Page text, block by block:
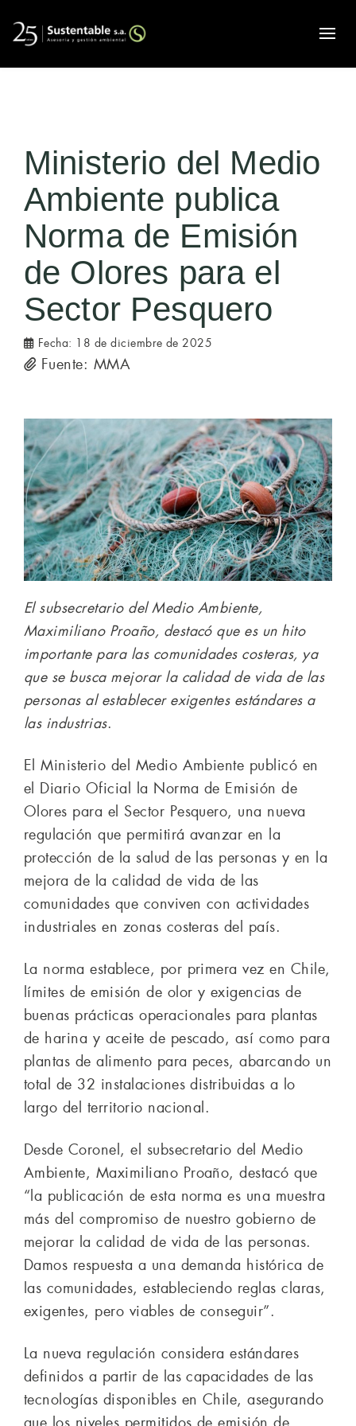
Ministerio del Medio
Ambiente publica
Norma de Emisión
de Olores para el
Sector Pesquero
Fecha: 18 de diciembre de 2025
Fuente: MMA
El subsecretario del Medio Ambiente,
Maximiliano Proaño, destacó que es un hito
importante para las comunidades costeras, ya
que se busca mejorar la calidad de vida de las
personas al establecer exigentes estándares a
las industrias.
El Ministerio del Medio Ambiente publicó en
el Diario Oficial la Norma de Emisión de
Olores para el Sector Pesquero, una nueva
regulación que permitirá avanzar en la
protección de la salud de las personas y en la
mejora de la calidad de vida de las
comunidades que conviven con actividades
industriales en zonas costeras del país.
La norma establece, por primera vez en Chile,
límites de emisión de olor y exigencias de
buenas prácticas operacionales para plantas
de harina y aceite de pescado, así como para
plantas de alimento para peces, abarcando un
total de 32 instalaciones distribuidas a lo
largo del territorio nacional.
Desde Coronel, el subsecretario del Medio
Ambiente, Maximiliano Proaño, destacó que
“la publicación de esta norma es una muestra
más del compromiso de nuestro gobierno de
mejorar la calidad de vida de las personas.
Damos respuesta a una demanda histórica de
las comunidades, estableciendo reglas claras,
exigentes, pero viables de conseguir”.
La nueva regulación considera estándares
definidos a partir de las capacidades de las
tecnologías disponibles en Chile, asegurando